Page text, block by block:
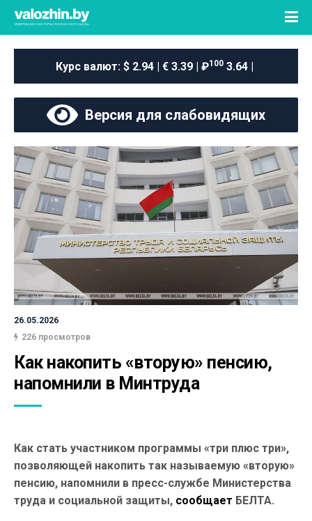
Курс валют: $ 2.94 | € 3.39 | ₽100 3.64 |
Версия для слабовидящих
26.05.2026
226 просмотров
Как накопить «вторую» пенсию,
напомнили в Минтруда
Как стать участником программы «три плюс три»,
позволяющей накопить так называемую «вторую»
пенсию, напомнили в пресс-службе Министерства
труда и социальной защиты, сообщает БЕЛТА.